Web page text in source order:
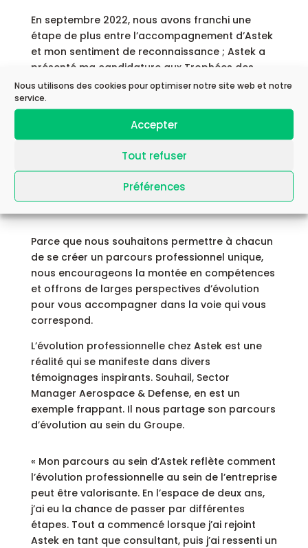
Nous utilisons des cookies pour optimiser notre site web et notre
service.
Accepter
Tout refuser
Préférences
En septembre 2022, nous avons franchi une
étape de plus entre l’accompagnement d’Astek
et mon sentiment de reconnaissance ; Astek a
présenté ma candidature aux Trophées des
Femmes de l’Industrie et m’a permis d’être
nommée dans la catégorie « Femme aux débuts
parcours me permettent de progresser
mon quotidien professionnel ! »
Evolution : Grandir avec Astek
Parce que nous souhaitons permettre à chacun
de se créer un parcours professionnel unique,
nous encourageons la montée en compétences
et offrons de larges perspectives d’évolution
pour vous accompagner dans la voie qui vous
correspond.
L’évolution professionnelle chez Astek est une
réalité qui se manifeste dans divers
témoignages inspirants. Souhail, Sector
Manager Aerospace & Defense, en est un
exemple frappant. Il nous partage son parcours
d’évolution au sein du Groupe.
« Mon parcours au sein d’Astek reflète comment
l’évolution professionnelle au sein de l’entreprise
peut être valorisante. En l’espace de deux ans,
j’ai eu la chance de passer par différentes
étapes. Tout a commencé lorsque j’ai rejoint
Astek en tant que consultant, puis j’ai ressenti un